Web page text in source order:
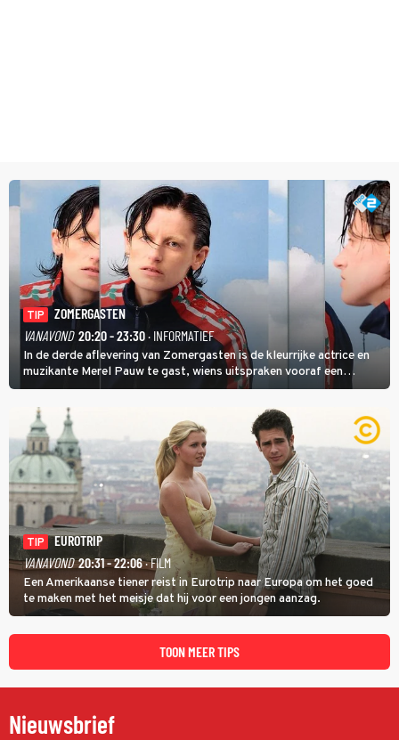
TIP
ZOMERGASTEN
VANAVOND 20:20 - 23:30· INFORMATIEF
In de derde aflevering van Zomergasten is de kleurrijke actrice en
muzikante Merel Pauw te gast, wiens uitspraken vooraf een
boeiende avond beloven: 'Mijn ideale televisieavond is zoals mijn
identiteit: grenzeloos, absurd en vol angsten'.
TIP
EUROTRIP
VANAVOND 20:31 - 22:06· FILM
Een Amerikaanse tiener reist in Eurotrip naar Europa om het goed
te maken met het meisje dat hij voor een jongen aanzag.
TOON MEER TIPS
Nieuwsbrief